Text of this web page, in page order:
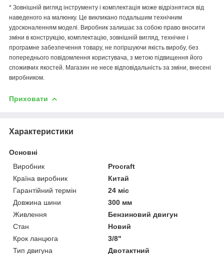
* Зовнішній вигляд інструменту і комплектація може відрізнятися від
наведеного на малюнку. Це викликано подальшим технічним
удосконаленням моделі. Виробник залишає за собою право вносити
зміни в конструкцію, комплектацію, зовнішній вигляд, технічне і
програмне забезпечення товару, не погіршуючи якість виробу, без
попереднього повідомлення користувача, з метою підвищення його
споживчих якостей. Магазин не несе відповідальність за зміни, внесені
виробником.
Приховати
Характеристики
Основні
Виробник
Procraft
Країна виробник
Китай
Гарантійний термін
24 міс
Довжина шини
300 мм
Живлення
Бензиновий двигун
Стан
Новий
Крок ланцюга
3/8"
Тип двигуна
Двотактний